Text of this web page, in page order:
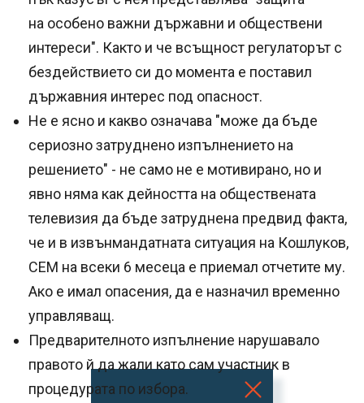
на особено важни държавни и обществени
интереси". Както и че всъщност регулаторът с
бездействието си до момента е поставил
държавния интерес под опасност.
Не е ясно и какво означава "може да бъде
сериозно затруднено изпълнението на
решението" - не само не е мотивирано, но и
явно няма как дейността на обществената
телевизия да бъде затруднена предвид факта,
че и в извънмандатната ситуация на Кошлуков,
СЕМ на всеки 6 месеца е приемал отчетите му.
Ако е имал опасения, да е назначил временно
управляващ.
Предварителното изпълнение нарушавало
правото й да жали като сам участник в
процедурата по избора.